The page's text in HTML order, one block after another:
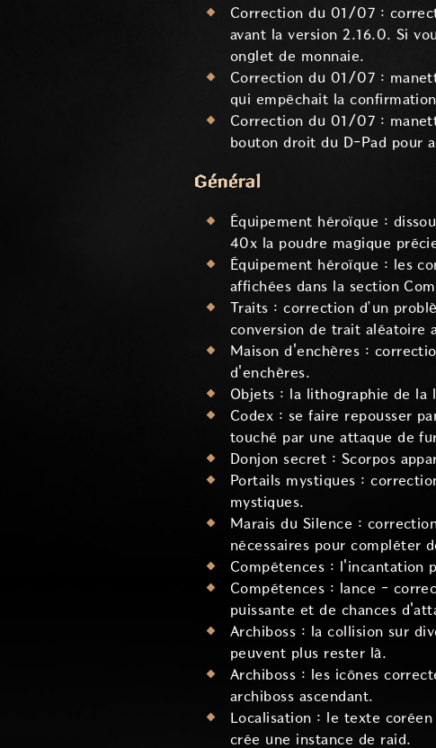
Correction du 01/07 :
avant la version 2.16.0. Si
onglet de monnaie.
Correction du 01/07 :
qui empêchait la
Correction du 01/07 :
bouton droit du D-Pad pour
Général
Équipement héroïque :
40x la poudre magique
Équipement héroïque : les
affichées dans la section
Traits : correction d’un
conversion de trait aléatoire
Maison d'enchères :
d'enchères.
Objets : la lithographie de la
Codex : se faire repousser
touché par une attaque de
Donjon secret : Scorpos
Portails mystiques :
mystiques.
Marais du Silence :
nécessaires pour compléter
Compétences : l'incantation
Compétences : lance -
puissante et de chances
Archiboss : la collision sur
peuvent plus rester là.
Archiboss : les icônes
archiboss ascendant.
Localisation : le texte coréen
crée une instance de raid.